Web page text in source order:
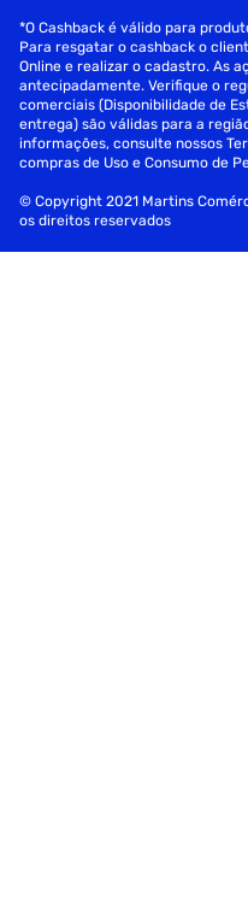
*O Cashback é válido para
Para resgatar o cashback o
Online e realizar o cadastro. As
antecipadamente. Verifique o
comerciais (Disponibilidade de
entrega) são válidas para a
informações, consulte nossos
compras de Uso e Consumo de
© Copyright 2021 Martins
os direitos reservados